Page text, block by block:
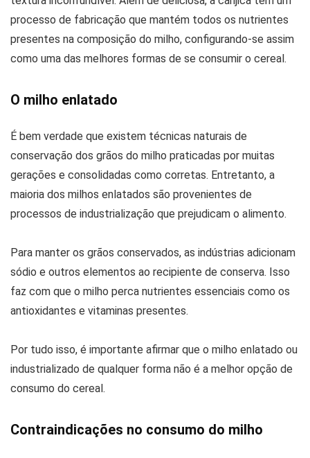
processo de fabricação que mantém todos os nutrientes
presentes na composição do milho, configurando-se assim
como uma das melhores formas de se consumir o cereal.
O milho enlatado
É bem verdade que existem técnicas naturais de
conservação dos grãos do milho praticadas por muitas
gerações e consolidadas como corretas. Entretanto, a
maioria dos milhos enlatados são provenientes de
processos de industrialização que prejudicam o alimento.
Para manter os grãos conservados, as indústrias adicionam
sódio e outros elementos ao recipiente de conserva. Isso
faz com que o milho perca nutrientes essenciais como os
antioxidantes e vitaminas presentes.
Por tudo isso, é importante afirmar que o milho enlatado ou
industrializado de qualquer forma não é a melhor opção de
consumo do cereal.
Contraindicações no consumo do milho